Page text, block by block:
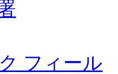
フィール